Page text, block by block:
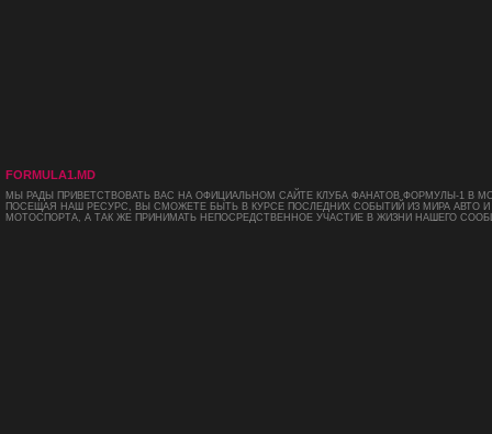
FORMULA1.MD
МЫ РАДЫ ПРИВЕТСТВОВАТЬ ВАС НА ОФИЦИАЛЬНОМ САЙТЕ КЛУБА ФАНАТОВ ФОРМУЛЫ-1 В
ПОСЕЩАЯ НАШ РЕСУРС, ВЫ СМОЖЕТЕ БЫТЬ В КУРСЕ ПОСЛЕДНИХ СОБЫТИЙ ИЗ МИРА АВТО И
МОТОСПОРТА, А ТАК ЖЕ ПРИНИМАТЬ НЕПОСРЕДСТВЕННОЕ УЧАСТИЕ В ЖИЗНИ НАШЕГО